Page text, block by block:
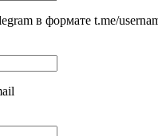
в формате t.me/